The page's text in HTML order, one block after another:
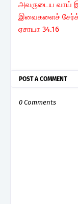
அவருடைய வாய்
இவைகளைச்
ஏசாயா 34.16
POST A COMMENT
0 Comments